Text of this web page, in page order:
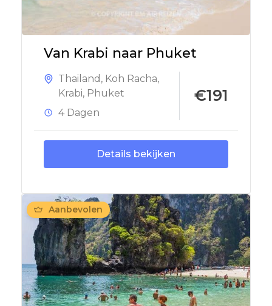
Van Krabi naar Phuket
Thailand , Koh Racha,
Krabi, Phuket
4 Dagen
€191
Details bekijken
Aanbevolen